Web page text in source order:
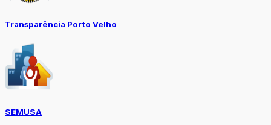
Transparência Porto Velho
SEMUSA